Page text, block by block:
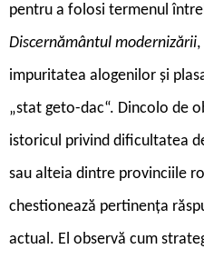
pentru a folosi termenul
Discernământul modernizării
impuritatea alogenilor și
„stat geto-dac“. Dincolo de
istoricul privind dificultatea
sau alteia dintre provinciile
chestionează pertinența
actual. El observă cum